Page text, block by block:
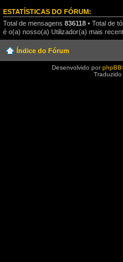
ESTATÍSTICAS DO FÓRUM:
Total de mensagens 836118 • Total de
é o(a) nosso(a) Utilizador(a) mais
Índice do Fórum
Desenvolvido porphpBB